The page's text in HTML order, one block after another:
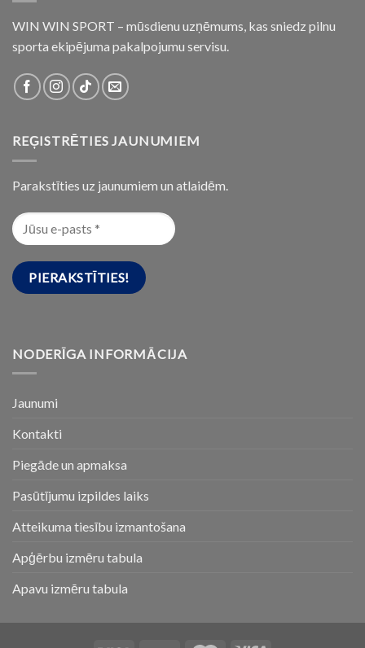
WIN WIN SPORT – mūsdienu uzņēmums, kas sniedz pilnu
sporta ekipējuma pakalpojumu servisu.
REĢISTRĒTIES JAUNUMIEM
Parakstīties uz jaunumiem un atlaidēm.
NODERĪGA INFORMĀCIJA
Jaunumi
Kontakti
Piegāde un apmaksa
Pasūtījumu izpildes laiks
Atteikuma tiesību izmantošana
Apģērbu izmēru tabula
Apavu izmēru tabula